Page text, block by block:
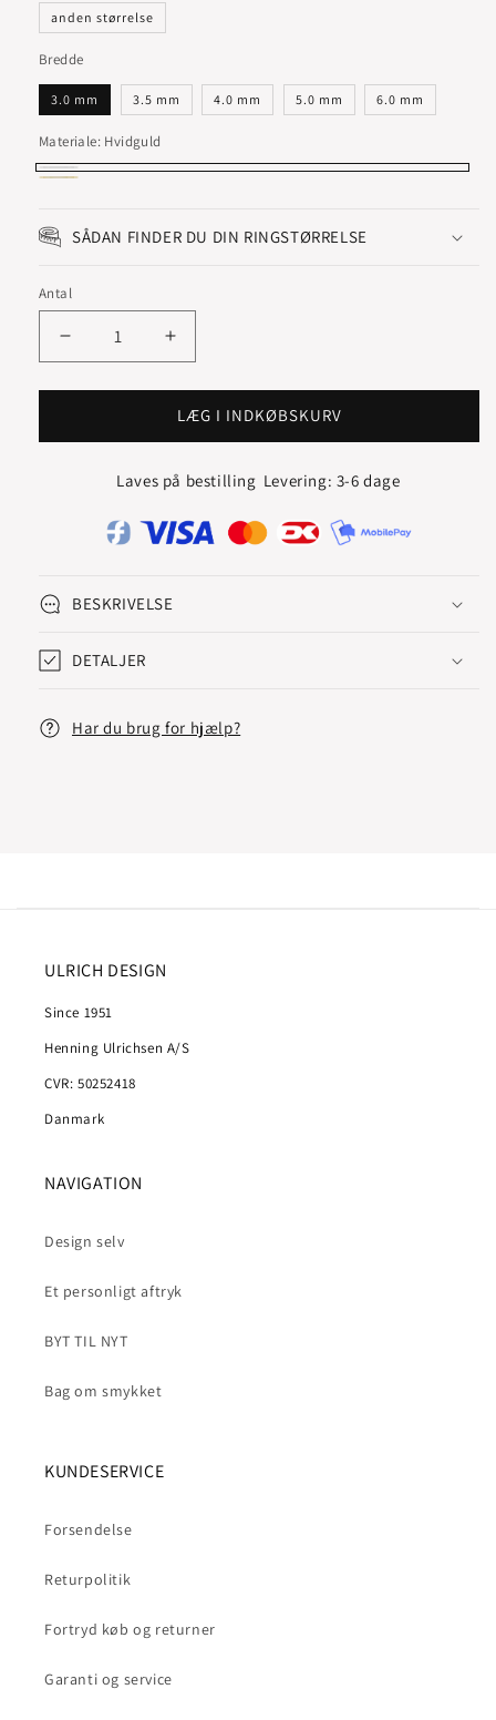
anden størrelse
Bredde
3.0 mm 3.5 mm 4.0 mm 5.0 mm 6.0 mm
Materiale: Hvidguld
Hvidguld
SÅDAN FINDER DU DIN RINGSTØRRELSE
Antal
Reducer
antallet
for
CANTATE
Øg
antallet
for
DAMERING
CANTATE
LÆG I INDKØBSKURV
Laves på bestilling Levering: 3-6 dage
BESKRIVELSE
DETALJER
Har du brug for hjælp?
ULRICH DESIGN
Since 1951
Henning Ulrichsen A/S
CVR: 50252418
Danmark
NAVIGATION
Design selv
Et personligt aftryk
BYT TIL NYT
Bag om smykket
KUNDESERVICE
Forsendelse
Returpolitik
Fortryd køb og returner
Garanti og service